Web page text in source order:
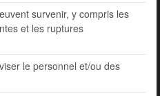
survenir, y compris les
et les ruptures
le personnel et/ou des